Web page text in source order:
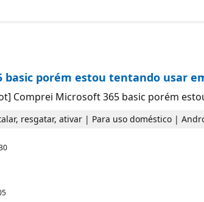
basic porém estou tentando usar
Comprei Microsoft 365 basic porém
resgatar, ativar | Para uso doméstico |